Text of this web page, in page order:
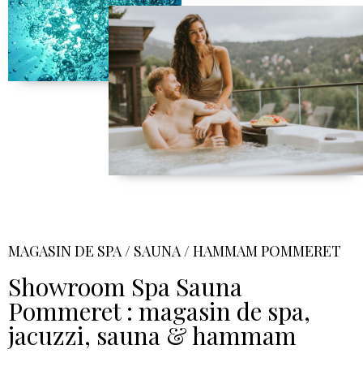
MAGASIN DE SPA / SAUNA / HAMMAM POMMERET
Showroom Spa Sauna
Pommeret : magasin de spa,
jacuzzi, sauna & hammam